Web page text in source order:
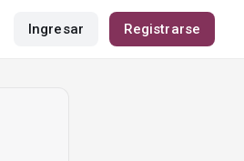
Ingresar Registrarse